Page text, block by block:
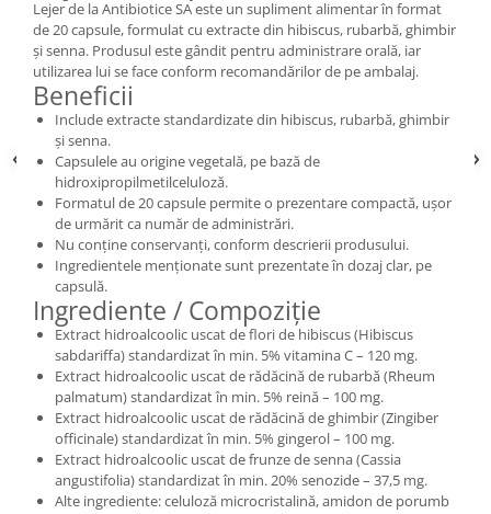
Lejer de la Antibiotice SA este un supliment alimentar în format
de 20 capsule, formulat cu extracte din hibiscus, rubarbă, ghimbir
și senna. Produsul este gândit pentru administrare orală, iar
utilizarea lui se face conform recomandărilor de pe ambalaj.
Beneficii
Include extracte standardizate din hibiscus, rubarbă, ghimbir
și senna.
Capsulele au origine vegetală, pe bază de
hidroxipropilmetilceluloză.
Formatul de 20 capsule permite o prezentare compactă, ușor
de urmărit ca număr de administrări.
Nu conține conservanți, conform descrierii produsului.
Ingredientele menționate sunt prezentate în dozaj clar, pe
capsulă.
Ingrediente / Compoziție
Extract hidroalcoolic uscat de flori de hibiscus (Hibiscus
sabdariffa) standardizat în min. 5% vitamina C – 120 mg.
Extract hidroalcoolic uscat de rădăcină de rubarbă (Rheum
palmatum) standardizat în min. 5% reină – 100 mg.
Extract hidroalcoolic uscat de rădăcină de ghimbir (Zingiber
officinale) standardizat în min. 5% gingerol – 100 mg.
Extract hidroalcoolic uscat de frunze de senna (Cassia
angustifolia) standardizat în min. 20% senozide – 37,5 mg.
Alte ingrediente: celuloză microcristalină, amidon de porumb